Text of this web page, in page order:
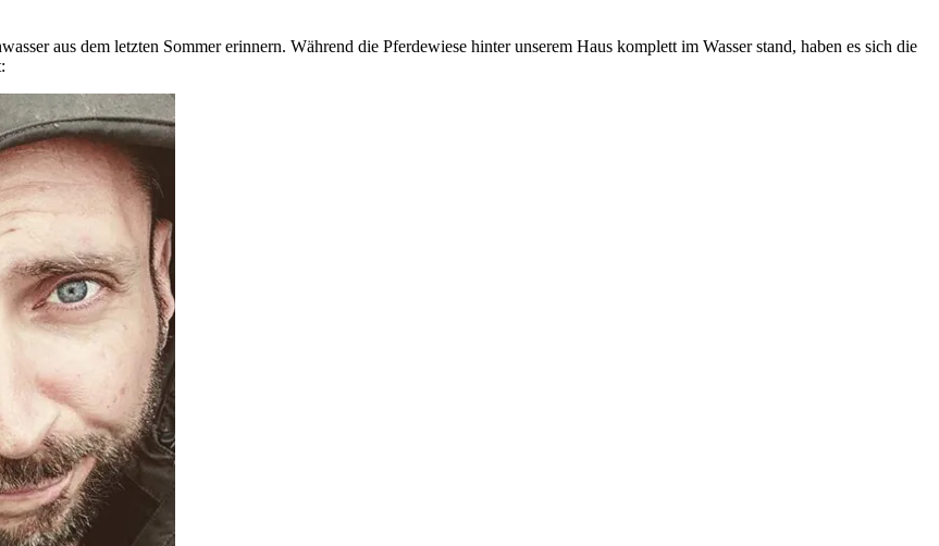
aus dem letzten Sommer erinnern. Während die Pferdewiese hinter unserem Haus komplett im Wasser stand, haben es sich die